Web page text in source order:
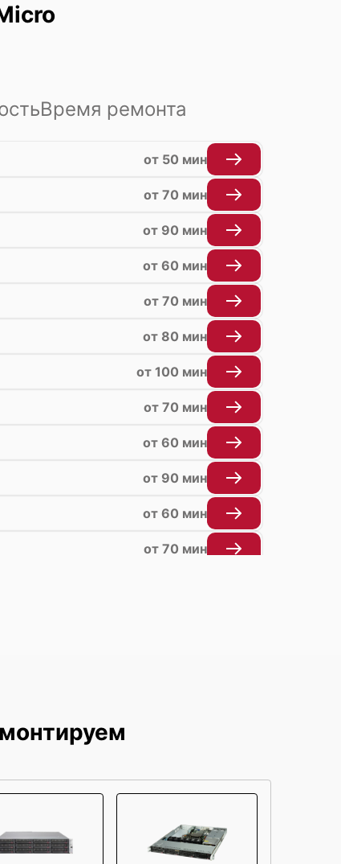
Время ремонта
от 50 мин
от 70 мин
от 90 мин
от 60 мин
от 70 мин
от 80 мин
от 100 мин
от 70 мин
от 60 мин
от 90 мин
от 60 мин
от 70 мин